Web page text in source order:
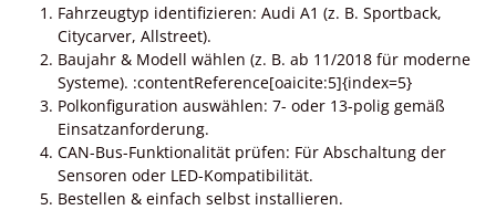
Fahrzeugtyp identifizieren: Audi A1 (z. B. Sportback,
Citycarver, Allstreet).
Baujahr & Modell wählen (z. B. ab 11/2018 für moderne
Systeme). :contentReference[oaicite:5]{index=5}
Polkonfiguration auswählen: 7- oder 13-polig gemäß
Einsatzanforderung.
CAN-Bus-Funktionalität prüfen: Für Abschaltung der
Sensoren oder LED-Kompatibilität.
Bestellen & einfach selbst installieren.